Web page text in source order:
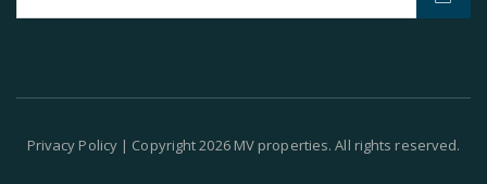
Privacy Policy | Copyright 2026 MV properties. All rights reserved.